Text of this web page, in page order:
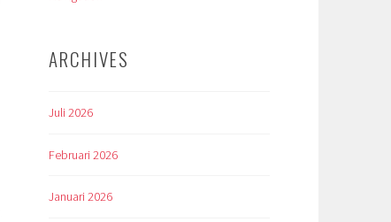
ARCHIVES
Juli 2026
Februari 2026
Januari 2026